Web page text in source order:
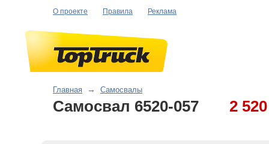
О проекте Правила Реклама
Главная → Самосвалы
Самосвал 6520-057 2